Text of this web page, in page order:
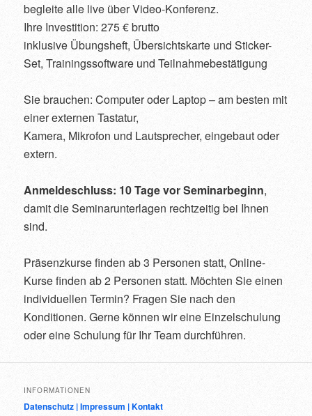
begleite alle live über Video-Konferenz.
Ihre Investition: 275 € brutto
inklusive Übungsheft, Übersichtskarte und Sticker-
Set, Trainingssoftware und Teilnahmebestätigung
Sie brauchen: Computer oder Laptop – am besten mit
einer externen Tastatur,
Kamera, Mikrofon und Lautsprecher, eingebaut oder
extern.
Anmeldeschluss: 10 Tage vor Seminarbeginn,
damit die Seminarunterlagen rechtzeitig bei Ihnen
sind.
Präsenzkurse finden ab 3 Personen statt, Online-
Kurse finden ab 2 Personen statt. Möchten Sie einen
individuellen Termin? Fragen Sie nach den
Konditionen. Gerne können wir eine Einzelschulung
oder eine Schulung für Ihr Team durchführen.
INFORMATIONEN
Datenschutz |Impressum |Kontakt